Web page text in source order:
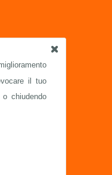
il tuo
chiudendo